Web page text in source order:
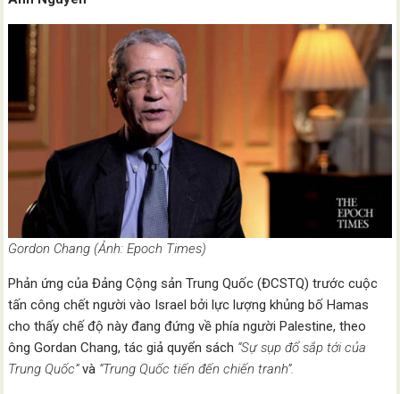
Gordon Chang (Ảnh: Epoch Times)
Phản ứng của Đảng Cộng sản Trung Quốc (ĐCSTQ) trước cuộc
tấn công chết người vào Israel bởi lực lượng khủng bố Hamas
cho thấy chế độ này đang đứng về phía người Palestine, theo
ông Gordan Chang, tác giả quyển sách “Sự sụp đổ sắp tới của
Trung Quốc”và “Trung Quốc tiến đến chiến tranh”.